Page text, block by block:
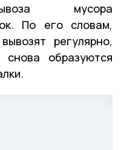
мусора
По его словам,
регулярно,
образуются